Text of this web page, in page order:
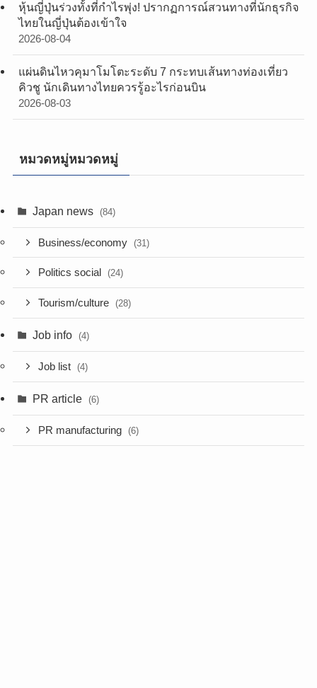
หุ้นญี่ปุ่นร่วงทั้งที่กำไรพุ่ง! ปรากฏการณ์สวนทางที่นักธุรกิจ
ไทยในญี่ปุ่นต้องเข้าใจ
2026-08-04
แผ่นดินไหวคุมาโมโตะระดับ 7 กระทบเส้นทางท่องเที่ยว
คิวชู นักเดินทางไทยควรรู้อะไรก่อนบิน
2026-08-03
หมวดหมู่หมวดหมู่
Japan news (84)
Business/economy (31)
Politics social (24)
Tourism/culture (28)
Job info (4)
Job list (4)
PR article (6)
PR manufacturing (6)